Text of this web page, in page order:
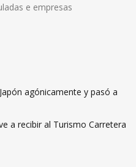
e empresas
agónicamente y pasó a
a recibir al Turismo Carretera